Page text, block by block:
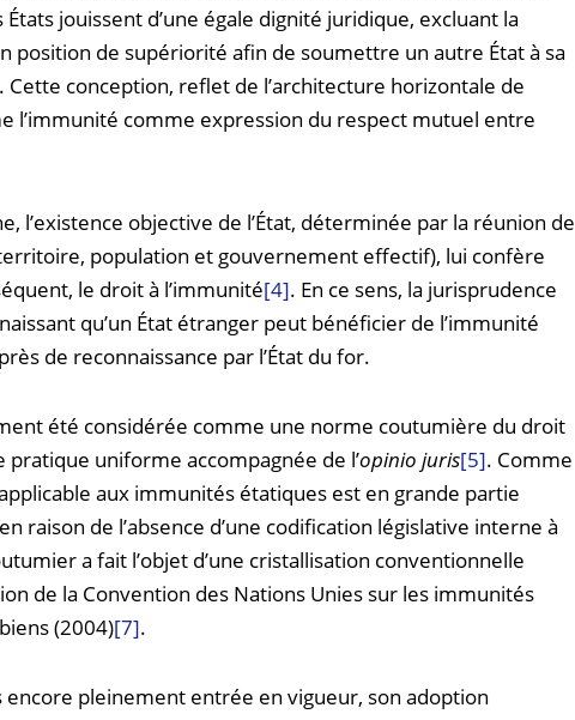
jouissent d’une égale dignité juridique, excluant la
position de supériorité afin de soumettre un autre État à sa
. Cette conception, reflet de l’architecture horizontale de
l’immunité comme expression du respect mutuel entre
l’existence objective de l’État, déterminée par la réunion de
population et gouvernement effectif), lui confère
le droit à l’immunité[4]. En ce sens, la jurisprudence
qu’un État étranger peut bénéficier de l’immunité
de reconnaissance par l’État du for.
été considérée comme une norme coutumière du droit
uniforme accompagnée de l’opinio juris[5]. Comme
aux immunités étatiques est en grande partie
raison de l’absence d’une codification législative interne à
a fait l’objet d’une cristallisation conventionnelle
de la Convention des Nations Unies sur les immunités
(2004)[7].
pleinement entrée en vigueur, son adoption